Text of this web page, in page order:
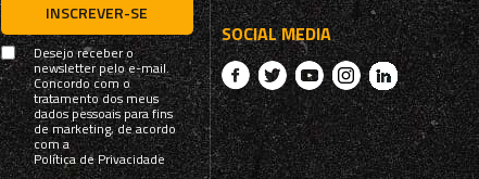
INSCREVER-SE
Desejo receber o
newsletter pelo e-mail.
Concordo com o
tratamento dos meus
dados pessoais para fins
de marketing, de acordo
com a
Política de Privacidade
SOCIAL MEDIA